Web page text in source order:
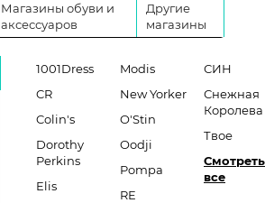
Магазины обуви и
аксессуаров
Другие
магазины
1001Dress
CR
Colin's
Dorothy
Perkins
Elis
Modis
New Yorker
O'Stin
Oodji
Pompa
RE
СИН
Снежная
Королева
Твое
Смотреть
все